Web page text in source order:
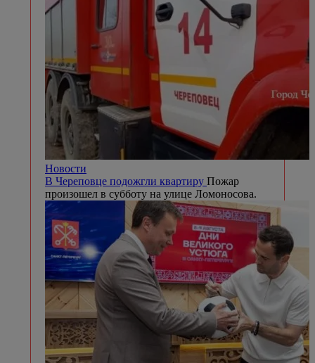
Новости
В Череповце подожгли квартиру Пожар
произошел в субботу на улице Ломоносова.